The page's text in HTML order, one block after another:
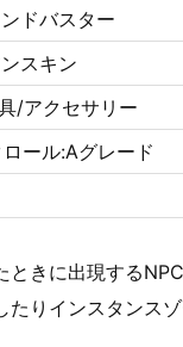
ドバスター
スキン
/アクセサリー
ール:Aグレード
ときに出現する
たりインスタンス